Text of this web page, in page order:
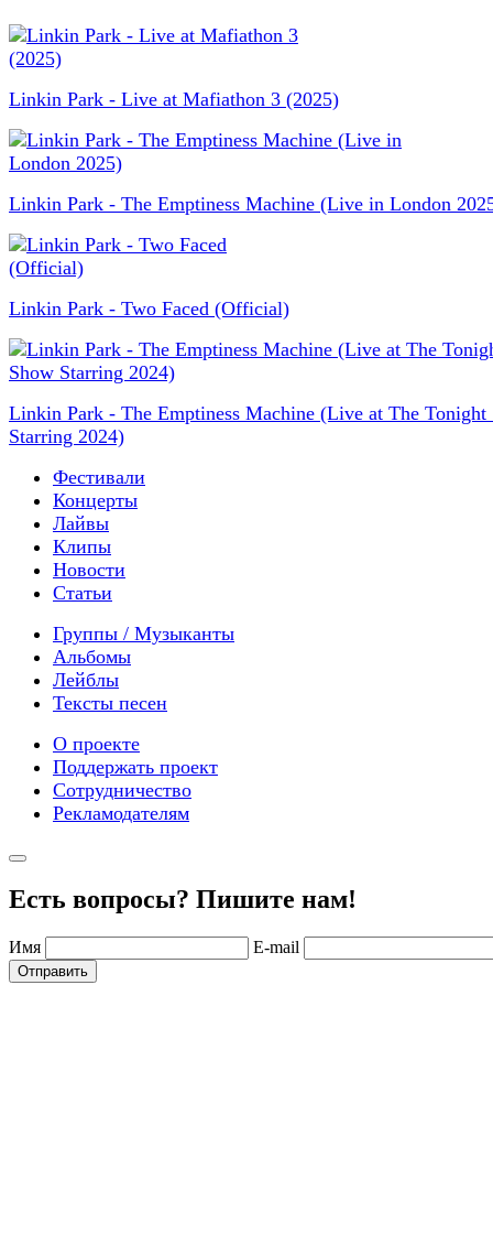
Linkin Park - Live at Mafiathon 3 (2025)
Linkin Park - The Emptiness Machine (Live in London
Linkin Park - Two Faced (Official)
Linkin Park - The Emptiness Machine (Live at The Tonight
Starring 2024)
Фестивали
Концерты
Лайвы
Клипы
Новости
Статьи
Группы / Музыканты
Альбомы
Лейблы
Тексты песен
О проекте
Поддержать проект
Сотрудничество
Рекламодателям
Есть вопросы? Пишите нам!
Имя E-mail